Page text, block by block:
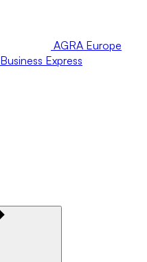
AGRA Europe
Business Express